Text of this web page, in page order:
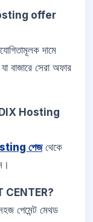
offer
দামে
সেরা অফার
Hosting
পেজথেকে
IT CENTER?
পেমেন্ট মেথড